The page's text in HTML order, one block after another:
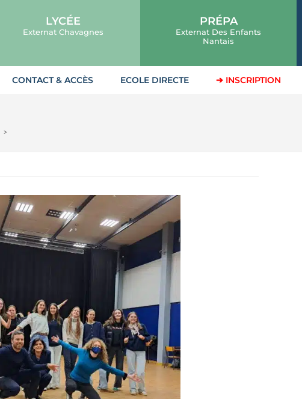
LYCÉE
Externat Chavagnes
PRÉPA
Externat Des Enfants
Nantais
CONTACT & ACCÈS ECOLE DIRECTE ➔ INSCRIPTION
>